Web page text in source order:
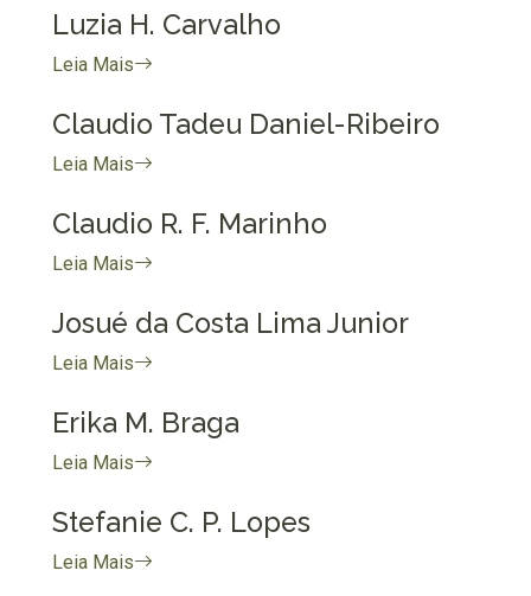
Luzia H. Carvalho
Leia Mais
Claudio Tadeu Daniel-Ribeiro
Leia Mais
Claudio R. F. Marinho
Leia Mais
Josué da Costa Lima Junior
Leia Mais
Erika M. Braga
Leia Mais
Stefanie C. P. Lopes
Leia Mais